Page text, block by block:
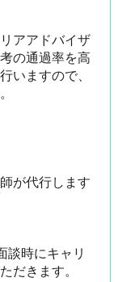
アアドバイザ
の通過率を高
いますので、
が代行します
談時にキャリ
だきます。